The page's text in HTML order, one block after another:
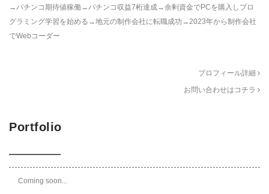
→パチンコ期待値稼働→パチンコ収益7桁達成→余剰資金でPCを購入しプロ
グラミング学習を始める→地元の制作会社に転職成功→2023年から制作会社
でWebコーダー
プロフィール詳細
お問い合わせはコチラ
Portfolio
Coming soon...